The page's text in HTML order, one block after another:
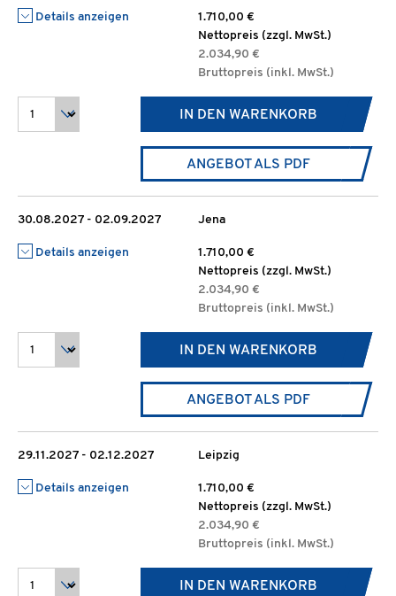
Details anzeigen
1.710,00 €
Nettopreis (zzgl. MwSt.)
2.034,90 €
Bruttopreis (inkl. MwSt.)
IN DEN WARENKORB
ANGEBOT ALS PDF
30.08.2027 - 02.09.2027 Jena
Details anzeigen
1.710,00 €
Nettopreis (zzgl. MwSt.)
2.034,90 €
Bruttopreis (inkl. MwSt.)
IN DEN WARENKORB
ANGEBOT ALS PDF
29.11.2027 - 02.12.2027 Leipzig
Details anzeigen
1.710,00 €
Nettopreis (zzgl. MwSt.)
2.034,90 €
Bruttopreis (inkl. MwSt.)
IN DEN WARENKORB